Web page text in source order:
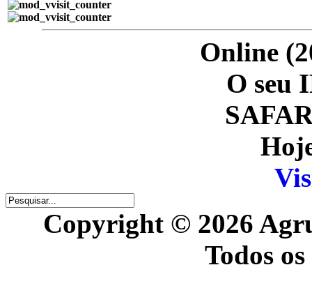
Online
O seu
Copyright © 2026
Todos